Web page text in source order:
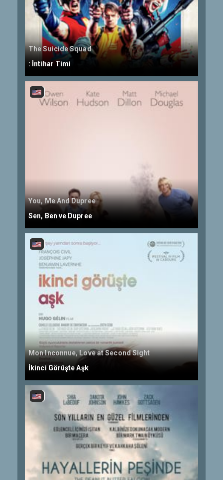
The Suicide Squad
: İntihar Timi
You, Me And Dupree
Sen, Ben ve Dupree
Mon Inconnue, Love at Second Sight
İkinci Görüşte Aşk